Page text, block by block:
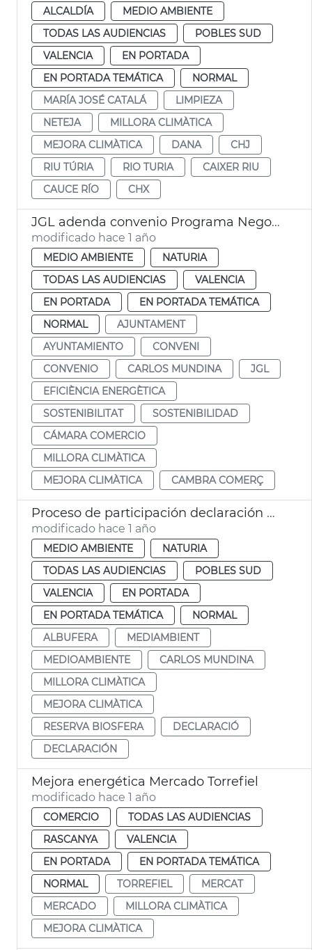
ALCALDÍA
MEDIO AMBIENTE
TODAS LAS AUDIENCIAS
POBLES SUD
VALENCIA
EN PORTADA
EN PORTADA TEMÁTICA
NORMAL
MARÍA JOSÉ CATALÁ
LIMPIEZA
NETEJA
MILLORA CLIMÀTICA
MEJORA CLIMÀTICA
DANA
CHJ
RIU TÚRIA
RIO TURIA
CAIXER RIU
CAUCE RÍO
CHX
JGL adenda convenio Programa Negocio Local Sostenible
modificado hace 1 año
MEDIO AMBIENTE
NATURIA
TODAS LAS AUDIENCIAS
VALENCIA
EN PORTADA
EN PORTADA TEMÁTICA
NORMAL
AJUNTAMENT
AYUNTAMIENTO
CONVENI
CONVENIO
CARLOS MUNDINA
JGL
EFICIÈNCIA ENERGÈTICA
SOSTENIBILITAT
SOSTENIBILIDAD
CÁMARA COMERCIO
MILLORA CLIMÀTICA
MEJORA CLIMÀTICA
CAMBRA COMERÇ
Proceso de participación declaración Albufera Reserva Biosfera
modificado hace 1 año
MEDIO AMBIENTE
NATURIA
TODAS LAS AUDIENCIAS
POBLES SUD
VALENCIA
EN PORTADA
EN PORTADA TEMÁTICA
NORMAL
ALBUFERA
MEDIAMBIENT
MEDIOAMBIENTE
CARLOS MUNDINA
MILLORA CLIMÀTICA
MEJORA CLIMÀTICA
RESERVA BIOSFERA
DECLARACIÓ
DECLARACIÓN
Mejora energética Mercado Torrefiel
modificado hace 1 año
COMERCIO
TODAS LAS AUDIENCIAS
RASCANYA
VALENCIA
EN PORTADA
EN PORTADA TEMÁTICA
NORMAL
TORREFIEL
MERCAT
MERCADO
MILLORA CLIMÀTICA
MEJORA CLIMÀTICA